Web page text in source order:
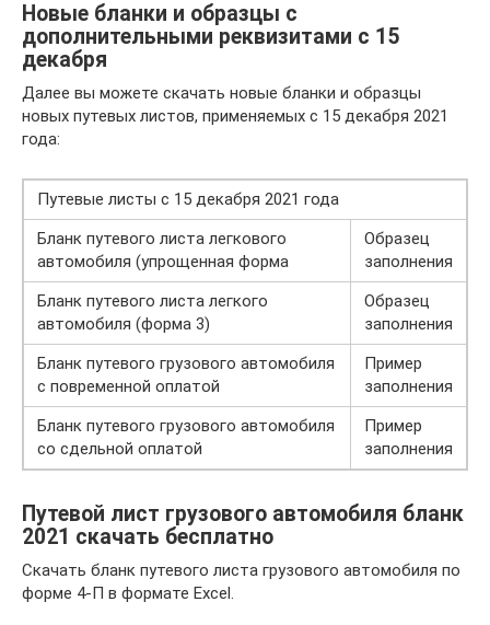
Новые бланки и образцы с
дополнительными реквизитами с 15
декабря
Далее вы можете скачать новые бланки и образцы
новых путевых листов, применяемых с 15 декабря 2021
года:
Путевые листы с 15 декабря 2021 года
Бланк путевого листа легкового
автомобиля (упрощенная форма
Образец
заполнения
Бланк путевого листа легкого
автомобиля (форма 3)
Образец
заполнения
Бланк путевого грузового автомобиля
с повременной оплатой
Пример
заполнения
Бланк путевого грузового автомобиля
со сдельной оплатой
Пример
заполнения
Путевой лист грузового автомобиля бланк
2021 скачать бесплатно
Скачать бланк путевого листа грузового автомобиля по
форме 4-П в формате Excel.